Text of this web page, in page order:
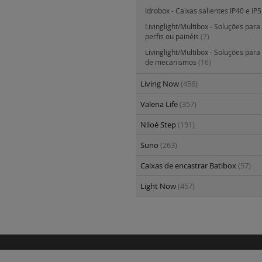
Idrobox - Caixas salientes IP40 e
Livinglight/Multibox - Soluções
perfis ou painéis (7)
Livinglight/Multibox - Soluções
de mecanismos (16)
Living Now(456)
Valena Life(357)
Niloé Step(191)
Suno (263)
Caixas de encastrar Batibox(57)
Light Now(457)